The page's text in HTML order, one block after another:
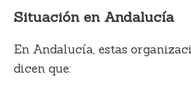
Situación en Andalucía
En Andalucía, estas
dicen que: